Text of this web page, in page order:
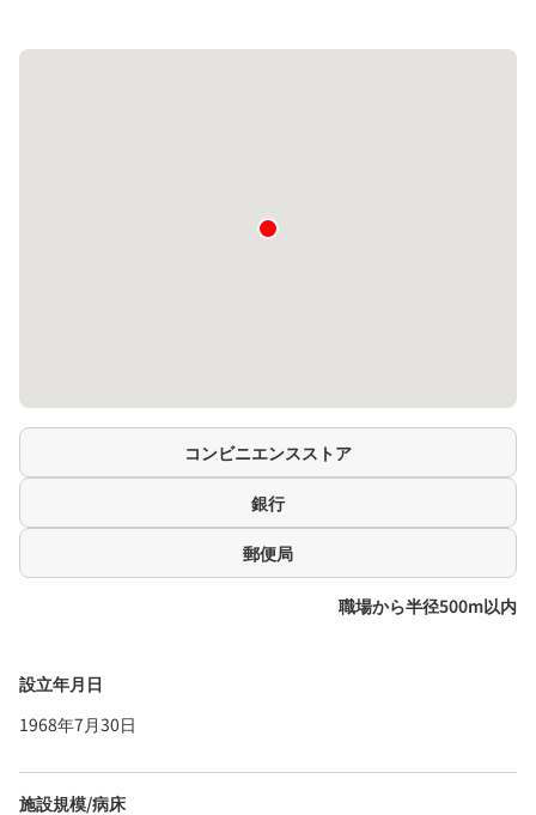
コンビニエンスストア
銀行
郵便局
職場から半径500m以内
設立年月日
1968年7月30日
施設規模/病床